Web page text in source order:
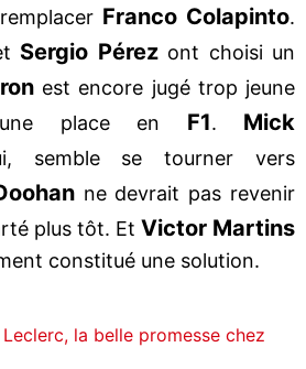
Franco Colapinto.
Sergio Pérez ont choisi un
est encore jugé trop jeune
une place en F1. Mick
semble se tourner vers
ne devrait pas revenir
plus tôt. Et Victor Martins
constitué une solution.
la belle promesse chez